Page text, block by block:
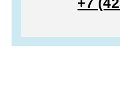
+7